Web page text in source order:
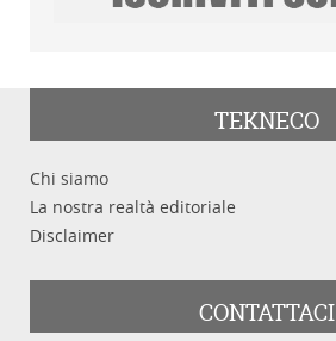
TEKNECO
Chi siamo
La nostra realtà editoriale
Disclaimer
CONTATTACI